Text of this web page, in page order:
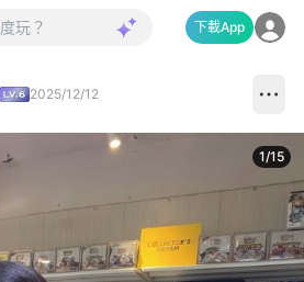
下載App
2025/12/12
1/15